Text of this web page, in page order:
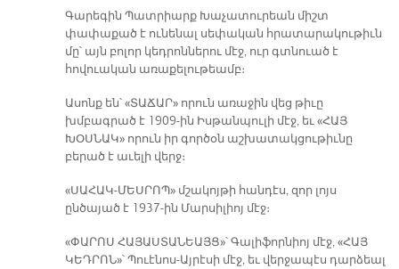
Գարեգին Պատրիարք Խաչատուրեան միշտ
փափաքած է ունենալ սեփական հրատարակութիւն
մը՝ այն բոլոր կեդրոններու մէջ, ուր գտնուած է
հովուական առաքելութեամբ։
Ասոնք են՝ «ՏԱՃԱՐ» որուն առաջին վեց թիւը
խմբագրած է 1909-ին Իսթանպուլի մէջ, եւ «ՀԱՅ
ԽՕՍՆԱԿ» որուն իր գործօն աշխատակցութիւնը
բերած է աւելի վերջ։
«ՍԱՀԱԿ-ՄԵՍՐՈՊ» մշակոյթի հանդէս, զոր լոյս
ընծայած է 1937-ին Մարսիլիոյ մէջ։
«ՓԱՐՈՍ ՀԱՅԱՍՏԱՆԵԱՅՑ»՝ Գալիֆորնիոյ մէջ, «ՀԱՅ
ԿԵԴՐՈՆ»՝ Պուէնոս-Այրէսի մէջ, եւ վերջապէս դարձեալ